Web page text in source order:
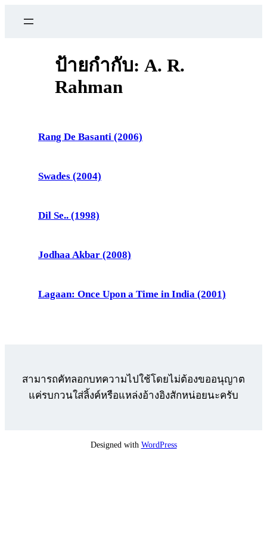
ป้ายกำกับ: A. R.
Rahman
Rang De Basanti (2006)
Swades (2004)
Dil Se.. (1998)
Jodhaa Akbar (2008)
Lagaan: Once Upon a Time in India (2001)
สามารถคัทลอกบทความไปใช้โดยไม่ต้องขออนุญาต
แค่รบกวนใส่ลิ้งค์หรือแหล่งอ้างอิงสักหน่อยนะครับ
Designed with WordPress